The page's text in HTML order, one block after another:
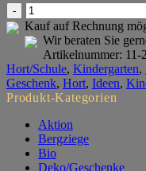
Baumwolltasche
klein
5er
Satz
Menge
Kauf auf Rechnung
Wir beraten Sie
Artikelnummer: 11-
Hort/Schule, Kindergarten,
Geschenk, Hort, Ideen,
Produkt-Kategorien
Aktion
Bergziege
Bio
Deko/Geschenke